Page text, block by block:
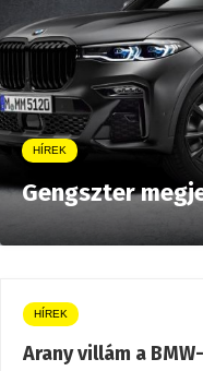
HÍREK
Gengszter
HÍREK
Arany villám a